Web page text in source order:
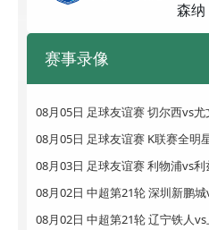
赛事录像
08月05日 足球友谊赛 切尔西vs
08月03日 足球友谊赛 利物浦vs